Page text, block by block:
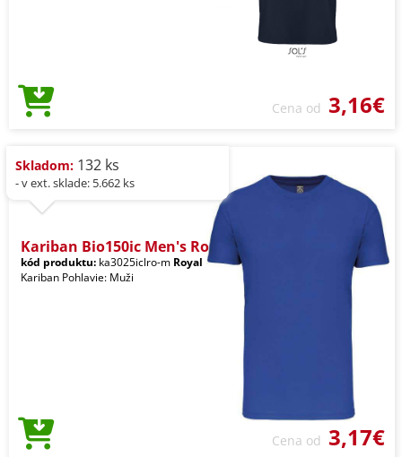
Cena od 3,16€
Skladom: 132 ks
- v ext. sklade: 5.662 ks
Kariban Bio150ic Men's Ro
kód produktu: ka3025iclro-m Royal
Kariban Pohlavie: Muži
Cena od 3,17€